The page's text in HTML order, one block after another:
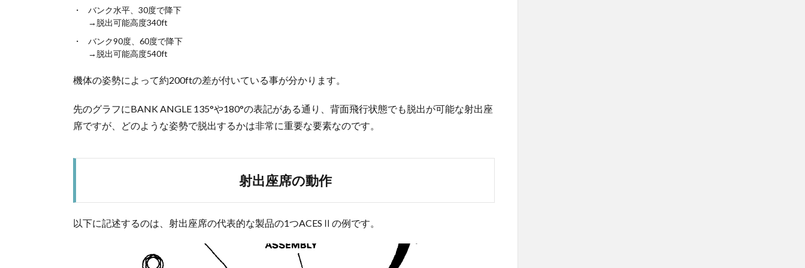
バンク水平、30度で降下
→脱出可能高度340ft
バンク90度、60度で降下
→脱出可能高度540ft
機体の姿勢によって約200ftの差が付いている事が分かります。
先のグラフにBANK ANGLE 135°や180°の表記がある通り、背面飛行状態でも脱出が可能な射出座
席ですが、どのような姿勢で脱出するかは非常に重要な要素なのです。
射出座席の動作
以下に記述するのは、射出座席の代表的な製品の1つACESⅡの例です。